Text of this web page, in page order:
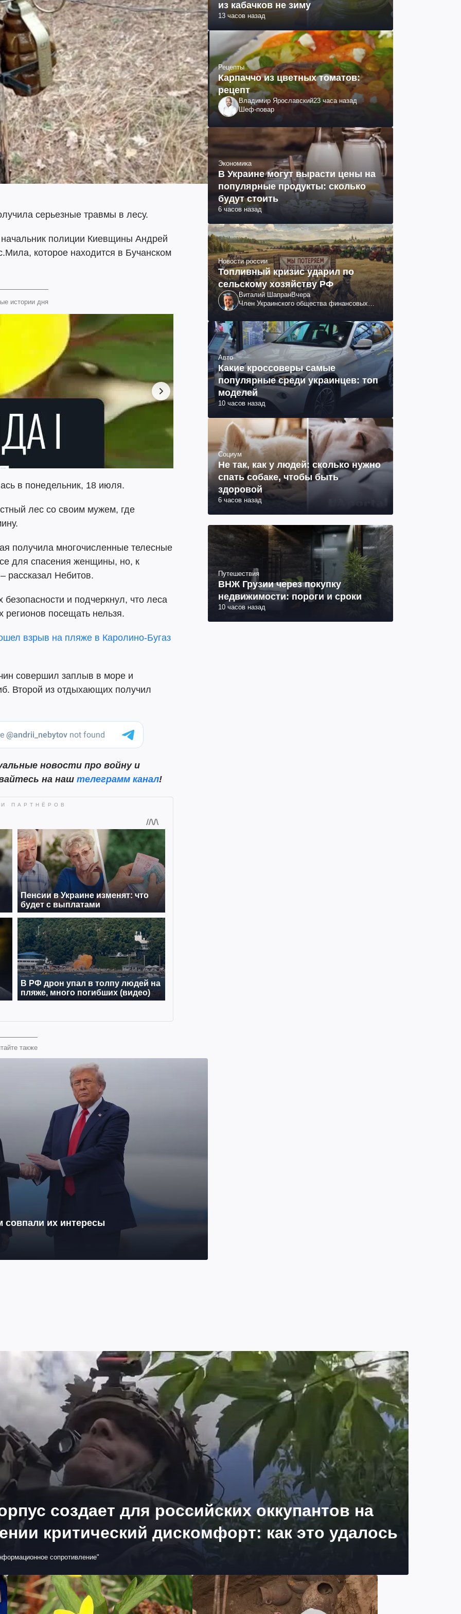
серьезные травмы в лесу.
полиции Киевщины Андрей
которое находится в Бучанском
истории дня
в понедельник, 18 июля.
лес со своим мужем, где
получила многочисленные телесные
для спасения женщины, но, к
рассказал Небитов.
и подчеркнул, что леса
регионов посещать нельзя.
взрыв на пляже в Каролино-Бугаз
совершил заплыв в море и
Второй из отдыхающих получил
новости про войну и
на наш телеграмм канал!
также
совпали их интересы
из кабачков не зиму
13 часов назад
Рецепты
Карпаччо из цветных томатов:
рецепт
Владимир Ярославский23 часа назад
Шеф-повар
Экономика
В Украине могут вырасти цены на
популярные продукты: сколько
будут стоить
6 часов назад
Новости россии
Топливный кризис ударил по
сельскому хозяйству РФ
Виталий ШапранВчера
Член Украинского общества финансовых
Авто
Какие кроссоверы самые
популярные среди украинцев: топ
моделей
10 часов назад
Социум
Не так, как у людей: сколько нужно
спать собаке, чтобы быть
здоровой
6 часов назад
Путешествия
ВНЖ Грузии через покупку
недвижимости: пороги и сроки
10 часов назад
создает для российских оккупантов на
критический дискомфорт: как это удалось
сопротивление"